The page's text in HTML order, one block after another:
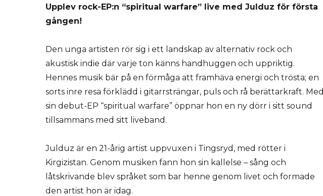
Upplev rock-EP:n “spiritual warfare” live med Julduz för första
gången!
Den unga artisten rör sig i ett landskap av alternativ rock och
akustisk indie där varje ton känns handhuggen och uppriktig.
Hennes musik bär på en förmåga att framhäva energi och trösta; en
sorts inre resa förklädd i gitarrsträngar, puls och rå berättarkraft. Med
sin debut-EP “spiritual warfare” öppnar hon en ny dörr i sitt sound
tillsammans med sitt liveband.
Julduz är en 21-årig artist uppvuxen i Tingsryd, med rötter i
Kirgizistan. Genom musiken fann hon sin kallelse – sång och
låtskrivande blev språket som bar henne genom livet och formade
den artist hon är idag.